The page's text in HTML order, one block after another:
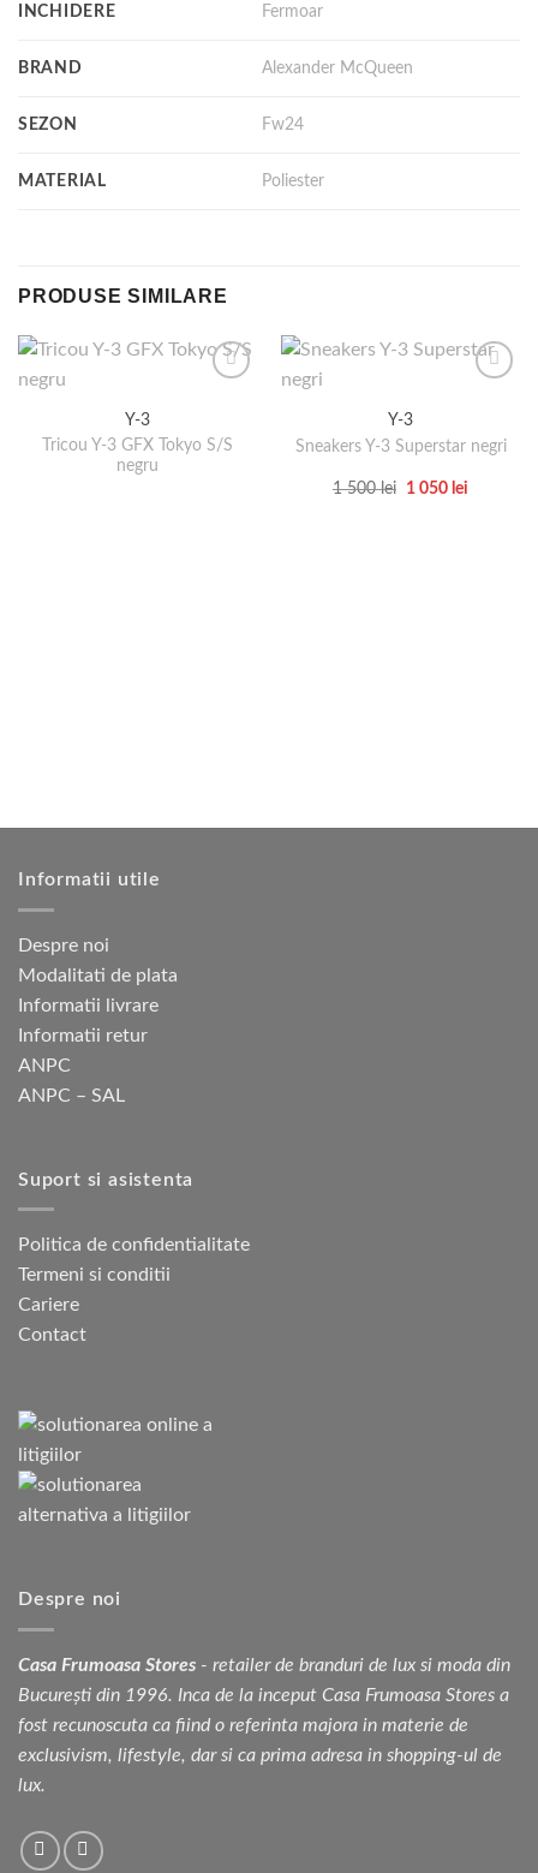
INCHIDERE Fermoar
BRAND Alexander McQueen
SEZON Fw24
MATERIAL Poliester
PRODUSE SIMILARE
Y-3
Tricou Y-3 GFX Tokyo S/S
negru
Y-3
Sneakers Y-3 Superstar negri
1 500lei
Prețul
1 050 lei
Informatii utile
Despre noi
Modalitati de plata
Informatii livrare
Informatii retur
ANPC
ANPC – SAL
Suport si asistenta
Politica de confidentialitate
Termeni si conditii
Cariere
Contact
Despre noi
Casa Frumoasa Stores - retailer de branduri de lux si moda din
București din 1996. Inca de la inceput Casa Frumoasa Stores a
fost recunoscuta ca fiind o referinta majora in materie de
exclusivism, lifestyle, dar si ca prima adresa in shopping-ul de
lux.